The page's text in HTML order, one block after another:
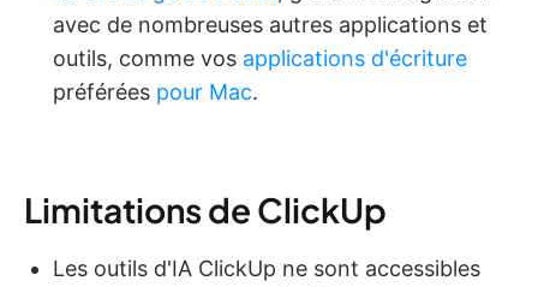
avec de nombreuses autres applications et
outils, comme vos applications d'écriture
préférées pour Mac.
Limitations de ClickUp
Les outils d'IA ClickUp ne sont accessibles